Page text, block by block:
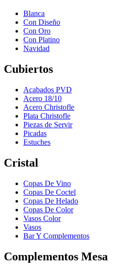
Blanca
Con Diseño
Con Oro
Con Platino
Navidad
Cubiertos
Acabados PVD
Acero 18/10
Acero Christofle
Plata Christofle
Piezas de Servir
Picadas
Estuches
Cristal
Copas De Vino
Copas De Coctel
Copas De Helado
Copas De Color
Vasos Color
Vasos
Bar Y Complementos
Complementos Mesa